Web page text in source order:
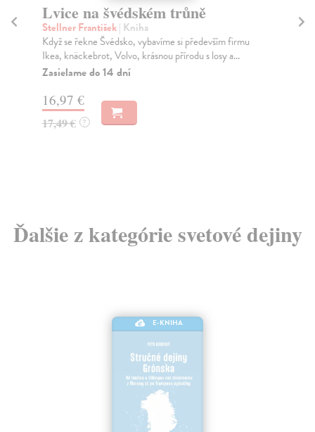
firmu
s losy a...
Studia historica Tyrnaviensia
XIII. Historiae vestigia
sequentes
Rábik Vladimír (ed.)| Kniha
Keď človek dosiahne istý vek, nie je jeho
Zasielame do 14 dní
11,40 €
Ďalšie z kategórie svetové dejiny
E-KNIHA